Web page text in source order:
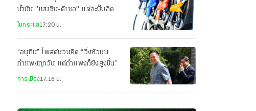
น้ำมัน "เบนซิน-ดีเซล" แต่ละปั๊มลิตร
ละเท่าไร
ในกระแส17:20 น.
“อนุทิน” โพสต์ชวนคิด “วิ่งหัวชน
กำแพงทุกวัน แต่กำแพงก็ยังสูงขึ้น”
การเมือง17:16 น.